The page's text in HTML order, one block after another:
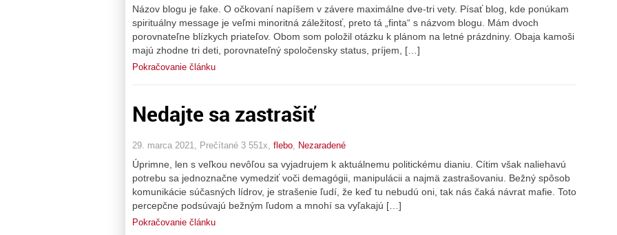
Názov blogu je fake. O očkovaní napíšem v závere maximálne dve-tri vety. Písať blog, kde ponúkam
spirituálny message je veľmi minoritná záležitosť, preto tá „finta“ s názvom blogu. Mám dvoch
porovnateľne blízkych priateľov. Obom som položil otázku k plánom na letné prázdniny. Obaja kamoši
majú zhodne tri deti, porovnateľný spoločensky status, príjem, […]
Pokračovanie článku
Nedajte sa zastrašiť
29. marca 2021, Prečítané 3 551x, flebo Nezaradené
Úprimne, len s veľkou nevôľou sa vyjadrujem k aktuálnemu politickému dianiu. Cítim však naliehavú
potrebu sa jednoznačne vymedziť voči demagógii, manipulácii a najmä zastrašovaniu. Bežný spôsob
komunikácie súčasných lídrov, je strašenie ľudí, že keď tu nebudú oni, tak nás čaká návrat mafie. Toto
percepčne podsúvajú bežným ľudom a mnohí sa vyľakajú […]
Pokračovanie článku